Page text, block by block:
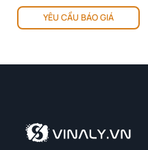
YÊU CẦU BÁO GIÁ